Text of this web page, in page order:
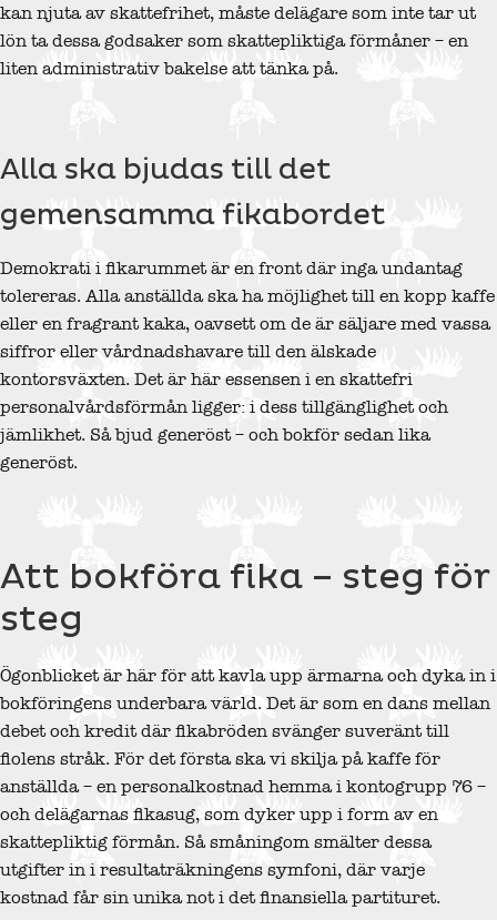
kan njuta av skattefrihet, måste delägare som inte tar ut
lön ta dessa godsaker som skattepliktiga förmåner – en
liten administrativ bakelse att tänka på.
Alla ska bjudas till det
gemensamma fikabordet
Demokrati i fikarummet är en front där inga undantag
tolereras. Alla anställda ska ha möjlighet till en kopp kaffe
eller en fragrant kaka, oavsett om de är säljare med vassa
siffror eller vårdnadshavare till den älskade
kontorsväxten. Det är här essensen i en skattefri
personalvårdsförmån ligger: i dess tillgänglighet och
jämlikhet. Så bjud generöst – och bokför sedan lika
generöst.
Att bokföra fika – steg för
steg
Ögonblicket är här för att kavla upp ärmarna och dyka in i
bokföringens underbara värld. Det är som en dans mellan
debet och kredit där fikabröden svänger suveränt till
fiolens stråk. För det första ska vi skilja på kaffe för
anställda – en personalkostnad hemma i kontogrupp 76 –
och delägarnas fikasug, som dyker upp i form av en
skattepliktig förmån. Så småningom smälter dessa
utgifter in i resultaträkningens symfoni, där varje
kostnad får sin unika not i det finansiella partituret.